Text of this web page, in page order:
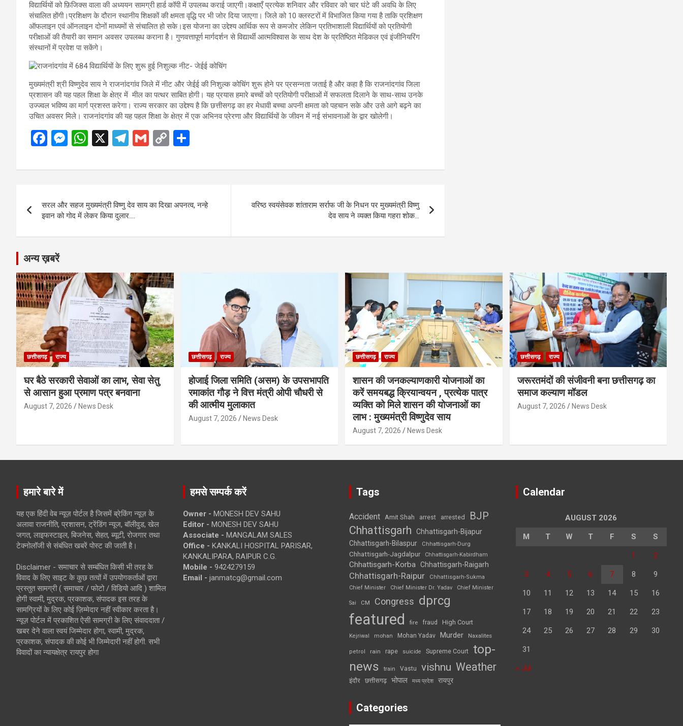
विद्यार्थियों को फ़िजिक्स वाला की अध्ययन सामग्री हार्ड कॉपी में उपलब्ध कराई जाएगी।कक्षाएँ प्रत्येक शनिवार और रविवार को चार घंटे की अवधि के लिए
संचालित होंगी।प्रशिक्षण के दौरान स्थानीय शिक्षकों की क्षमता वृद्धि पर भी जोर दिया जाएगा। जिले को 10 क्लस्टरों में विभाजित किया गया है ताकि प्रशिक्षण
ऑफलाइन एवं ऑनलाइन दोनों माध्यमों से संचालित हो सके।इस योजना का उद्देश्य आर्थिक रूप से कमजोर लेकिन प्रतिभाशाली विद्यार्थियों को प्रतियोगी
परीक्षाओं की तैयारी का समान अवसर उपलब्ध कराना है। गुणवत्तापूर्ण मार्गदर्शन से विद्यार्थी आत्मविश्वास के साथ देश के प्रतिष्ठित मेडिकल एवं इंजीनियरिंग
संस्थानों में प्रवेश पा सकेंगे।
मुख्यमंत्री श्री विष्णुदेव साय ने राजनांदगांव जिले में नीट और जेईई की निशुल्क कोचिंग शुरू होने पर प्रसन्नता जताई है और कहा है कि राजनांदगांव जिला
प्रशासन की यह पहल शिक्षा के क्षेत्र में मील का पत्थर साबित होगी। यह प्रयास हमारे बच्चों को प्रतियोगी परीक्षाओं में सफलता दिलाने के साथ-साथ उनके
उज्ज्वल भविष्य का मार्ग प्रशस्त करेगा। राज्य सरकार का उद्देश्य है कि छत्तीसगढ़ का हर मेधावी बच्चा अपनी क्षमता को पहचान सके और उसे आगे बढ़ने का
उचित अवसर मिले। राजनांदगांव की यह पहल शिक्षा के क्षेत्र में एक अभिनव प्रेरणा और विद्यार्थियों के जीवन में नई संभावनाओं के द्वार खोलेगी।
F
ce
o
o
k
M
se
g
er
W
at
A
p
p
X
T
e
a
m
G
ail
C
py
n
ar
navigation
सरल और सहज मुख्यमंत्री विष्णु देव साय का दिखा अपनत्व, नन्हे
इवान को गोद में लेकर किया दुलार….
वरिष्ठ स्वयंसेवक शांताराम सर्राफ जी के निधन पर मुख्यमंत्री विष्णु
देव साय ने व्यक्त किया गहरा शोक…
अन्य ख़बरें
छत्तीसगढ़ राज्य
घर बैठे सरकारी सेवाओं का लाभ, सेवा सेतु
से आसान हुआ प्रमाण पत्र बनवाना
August 7, 2026 News Desk
छत्तीसगढ़ राज्य
होजाई जिला समिति (असम) के उपसभापति
रमाकांत गौड़ ने वित्त मंत्री ओपी चौधरी से
की आत्मीय मुलाकात
August 7, 2026 News Desk
छत्तीसगढ़ राज्य
शासन की जनकल्याणकारी योजनाओं का
करें समयबद्ध क्रियान्वयन , प्रत्येक पात्र
व्यक्ति को मिले शासन की योजनाओं का
लाभ : मुख्यमंत्री विष्णुदेव साय
August 7, 2026 News Desk
छत्तीसगढ़ राज्य
जरूरतमंदों की संजीवनी बना छत्तीसगढ़ का
समाज कल्याण मॉडल
August 7, 2026 News Desk
हमारे बारे में
यह एक हिंदी वेब न्यूज़ पोर्टल है जिसमें ब्रेकिंग न्यूज़ के
अलावा राजनीति, प्रशासन, ट्रेंडिंग न्यूज, बॉलीवुड, खेल
जगत, लाइफस्टाइल, बिजनेस, सेहत, ब्यूटी, रोजगार तथा
टेक्नोलॉजी से संबंधित खबरें पोस्ट की जाती है।
Disclaimer - समाचार से सम्बंधित किसी भी तरह के
विवाद के लिए साइट के कुछ तत्वों में उपयोगकर्ताओं द्वारा
प्रस्तुत सामग्री ( समाचार / फोटो / विडियो आदि ) शामिल
होगी स्वामी, मुद्रक, प्रकाशक, संपादक इस तरह के
सामग्रियों के लिए कोई ज़िम्मेदार नहीं स्वीकार करता है।
न्यूज़ पोर्टल में प्रकाशित ऐसी सामग्री के लिए संवाददाता /
खबर देने वाला स्वयं जिम्मेदार होगा, स्वामी, मुद्रक,
प्रकाशक, संपादक की कोई भी जिम्मेदारी नहीं होगी. सभी
विवादों का न्यायक्षेत्र रायपुर होगा
हमसे सम्पर्क करें
Owner - MONESH DEV SAHU
Editor - MONESH DEV SAHU
Associate - MANGALAM SALES
Office - KANKALI HOSPITAL PARISAR,
KANKALIPARA, RAIPUR C.G.
Mobile - 9424279159
Email - janmatcg@gmail.com
Tags
Accident Amit Shah arrest arrested BJP
Chhattisgarh
Chhattisgarh-Bijapur
Chhattisgarh-Bilaspur
Chhattisgarh-Durg
Chhattisgarh-Jagdalpur Chhattisgarh-Kabirdham
Chhattisgarh-Korba Chhattisgarh-Raigarh
Chhattisgarh-Raipur
Chhattisgarh-Sukma
Chief Minister
Chief Minister Dr. Yadav Chief Minister
Sai CM Congress dprcg
featured fire fraud High Court
Kejriwal mohan Mohan Yadav Murder Naxalites
petrol rain rape suicide Supreme Court top-
news
train Vastu vishnu Weather
इंदौर छत्तीसगढ़ भोपाल मध्य प्रदेश रायपुर
Categories
Calendar
AUGUST 2026
M T W T F S S
1 2
3 4 5 6 7 8 9
10 11 12 13 14 15 16
17 18 19 20 21 22 23
24 25 26 27 28 29 30
31
« Jul